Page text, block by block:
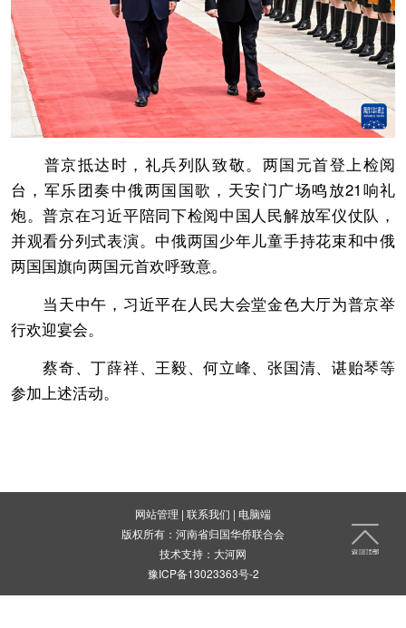
普京抵达时，礼兵列队致敬。两国元首登上检阅
台，军乐团奏中俄两国国歌，天安门广场鸣放21响礼
炮。普京在习近平陪同下检阅中国人民解放军仪仗队，
并观看分列式表演。中俄两国少年儿童手持花束和中俄
两国国旗向两国元首欢呼致意。
当天中午，习近平在人民大会堂金色大厅为普京举
行欢迎宴会。
蔡奇、丁薛祥、王毅、何立峰、张国清、谌贻琴等
参加上述活动。
网站管理 | 联系我们 | 电脑端
版权所有：河南省归国华侨联合会
技术支持： 大河网
豫ICP备13023363号-2